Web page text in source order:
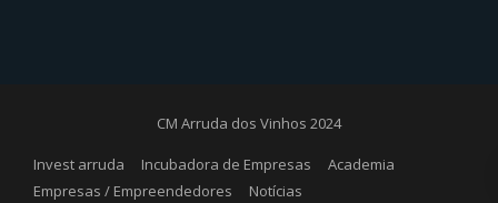
CM Arruda dos Vinhos 2024
Invest arruda Incubadora de Empresas
Academia
Empresas / Empreendedores
Notícias